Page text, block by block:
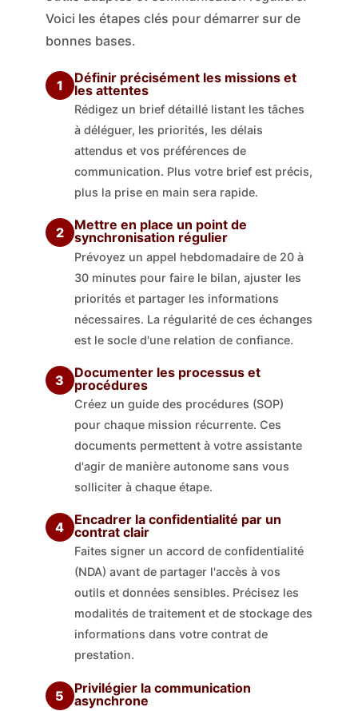
Voici les étapes clés pour démarrer sur de
bonnes bases.
1
Définir précisément les missions et
les attentes
Rédigez un brief détaillé listant les tâches
à déléguer, les priorités, les délais
attendus et vos préférences de
communication. Plus votre brief est précis,
plus la prise en main sera rapide.
2
Mettre en place un point de
synchronisation régulier
Prévoyez un appel hebdomadaire de 20 à
30 minutes pour faire le bilan, ajuster les
priorités et partager les informations
nécessaires. La régularité de ces échanges
est le socle d'une relation de confiance.
3
Documenter les processus et
procédures
Créez un guide des procédures (SOP)
pour chaque mission récurrente. Ces
documents permettent à votre assistante
d'agir de manière autonome sans vous
solliciter à chaque étape.
4
Encadrer la confidentialité par un
contrat clair
Faites signer un accord de confidentialité
(NDA) avant de partager l'accès à vos
outils et données sensibles. Précisez les
modalités de traitement et de stockage des
informations dans votre contrat de
prestation.
5
Privilégier la communication
asynchrone